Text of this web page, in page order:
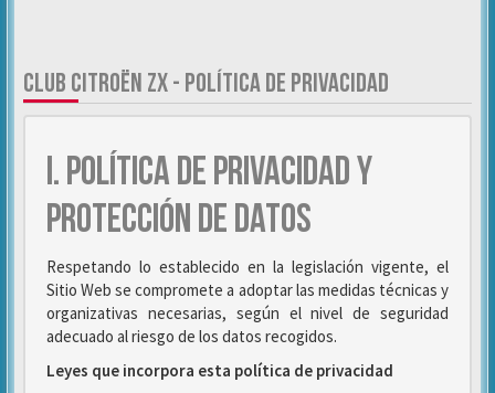
CLUB CITROËN ZX - POLÍTICA DE PRIVACIDAD
I. POLÍTICA DE PRIVACIDAD Y
PROTECCIÓN DE DATOS
Respetando lo establecido en la legislación vigente, el
Sitio Web se compromete a adoptar las medidas técnicas y
organizativas necesarias, según el nivel de seguridad
adecuado al riesgo de los datos recogidos.
Leyes que incorpora esta política de privacidad